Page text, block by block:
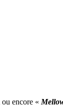
ou encore «